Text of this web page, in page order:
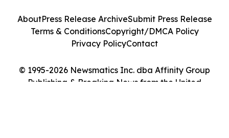
© 1995-2026 Newsmatics Inc. dba Affinity Group
Publishing & Breaking News from the United
AboutPress Release ArchiveSubmit Press Release
Terms & ConditionsCopyright/DMCA Policy
Privacy PolicyContact